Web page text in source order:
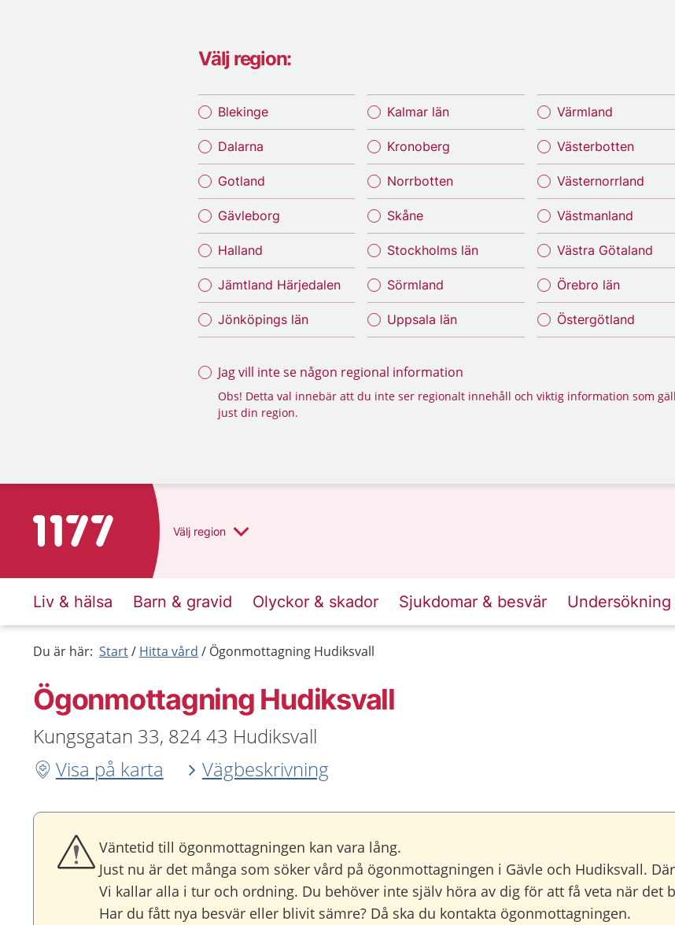
Välj region:
Blekinge
Dalarna
Gotland
Gävleborg
Halland
Jämtland Härjedalen
Jönköpings län
Kalmar län
Kronoberg
Norrbotten
Skåne
Stockholms län
Sörmland
Uppsala län
Värmland
Västerbotten
Västernorrland
Västmanland
Västra Götaland
Örebro län
Östergötland
Jag vill inte se någon regional information
Obs! Detta val innebär att du inte ser regionalt innehåll och viktig information som
just din region.
Till startsidan för 1177 Välj region
Liv & hälsa Barn & gravid Olyckor & skador Sjukdomar & besvär
Du är här: Start Hitta vård Ögonmottagning Hudiksvall
Ögonmottagning Hudiksvall
Kungsgatan 33, 824 43 Hudiksvall
Visa på karta
Vägbeskrivning
Väntetid till ögonmottagningen kan vara lång.
Just nu är det många som söker vård på ögonmottagningen i Gävle och Hudiksvall.
Vi kallar alla i tur och ordning. Du behöver inte själv höra av dig för att få veta när det
Har du fått nya besvär eller blivit sämre? Då ska du kontakta ögonmottagningen.